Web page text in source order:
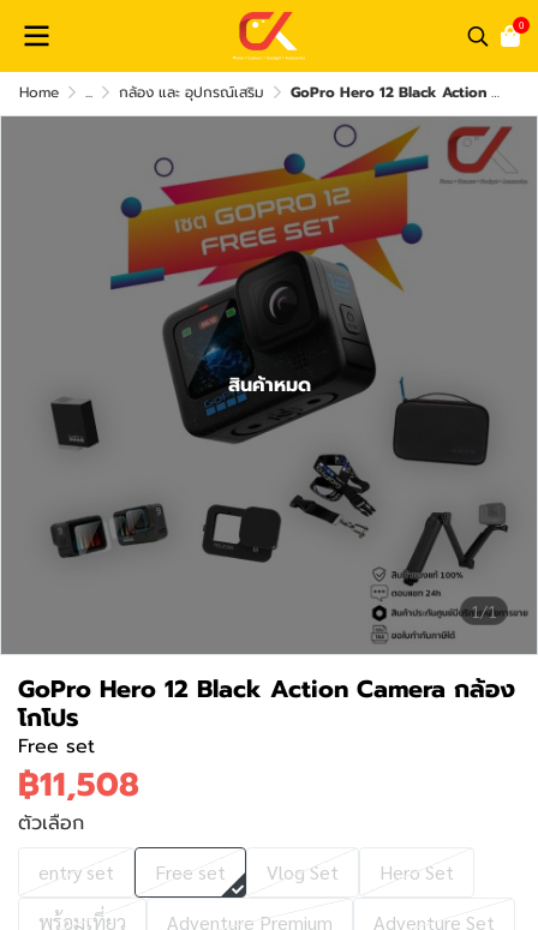
0
Home ... กล้อง และ อุปกรณ์เสริม GoPro Hero 12 Black Action Camera กล้องโกโปร
1/1
สินค้าหมด
GoPro Hero 12 Black Action Camera กล้อง
โกโปร
Free set
฿11,508
ตัวเลือก
entry set Free set Vlog Set
Hero Set
พร้อมเที่ยว
Adventure Premium
Adventure Set